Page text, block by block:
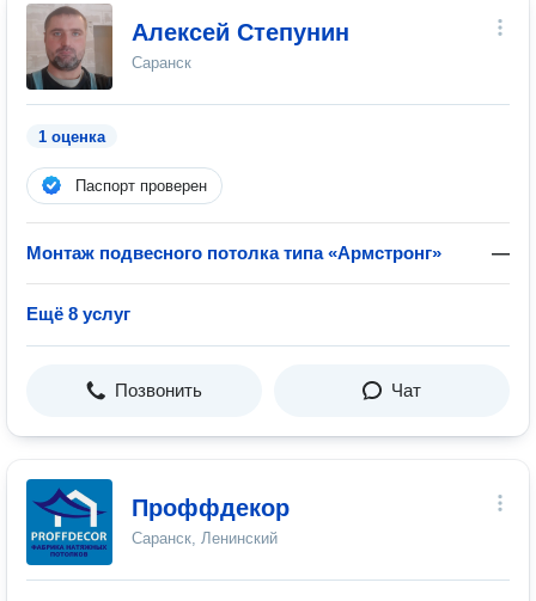
Алексей Степунин
Саранск
1 оценка
Паспорт проверен
Монтаж подвесного потолка типа «Армстронг» —
Ещё 8 услуг
Позвонить Чат
Проффдекор
Саранск, Ленинский